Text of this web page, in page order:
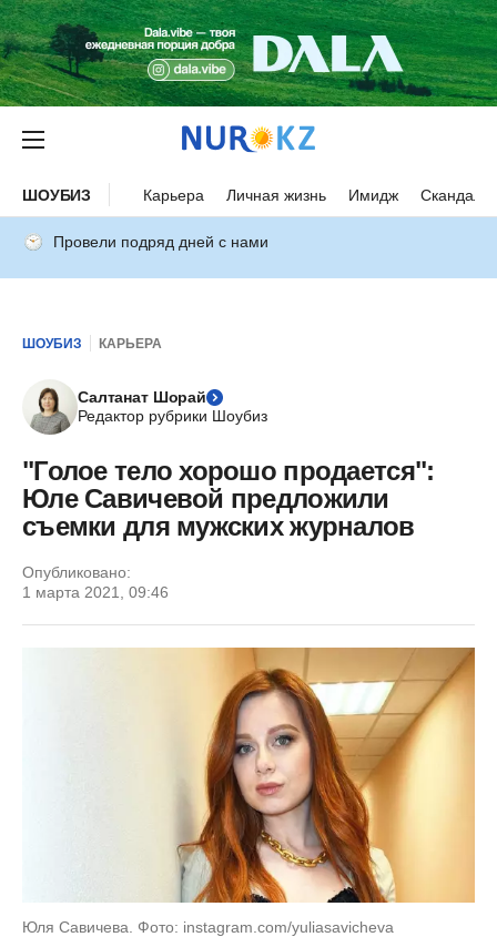
ШОУБИЗ Карьера Личная жизнь Имидж Скандалы
Провели подряд дней с нами
ШОУБИЗ КАРЬЕРА
Салтанат Шорай
Редактор рубрики Шоубиз
"Голое тело хорошо продается":
Юле Савичевой предложили
съемки для мужских журналов
Опубликовано:
1 марта 2021, 09:46
Юля Савичева. Фото: instagram.com/yuliasavicheva